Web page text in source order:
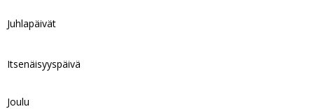
Juhlapäivät
Itsenäisyyspäivä
Joulu